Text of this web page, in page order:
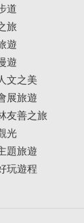
道
旅
遊
遊
文之美
展旅遊
友善之旅
光
題旅遊
玩遊程